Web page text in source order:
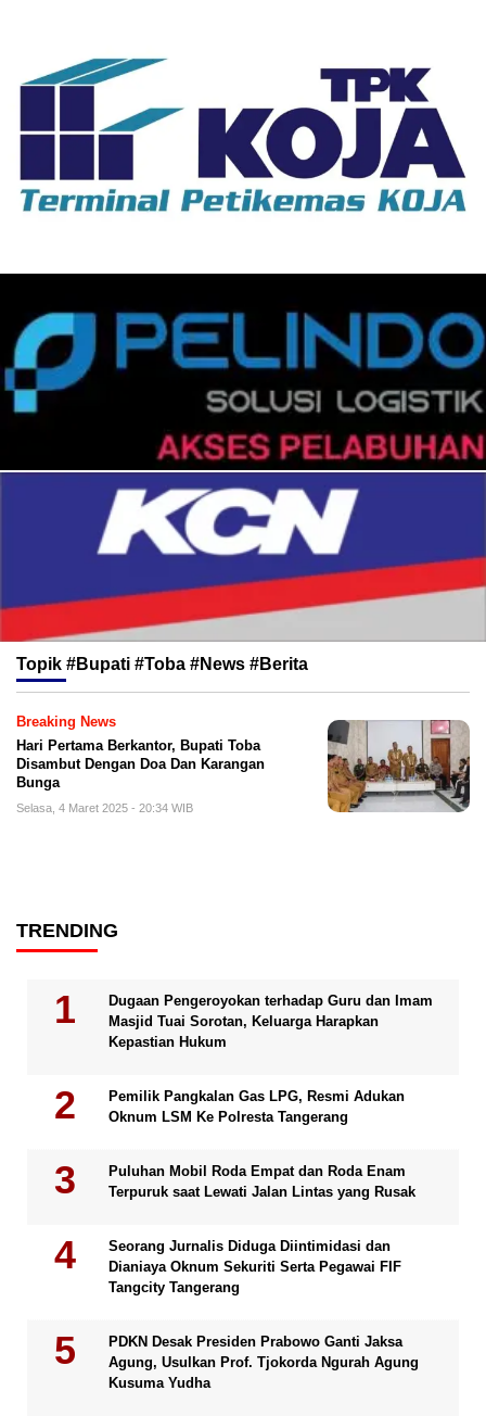
Topik #Bupati #toba #News #berita
Breaking News
Hari Pertama Berkantor, Bupati Toba
Disambut Dengan Doa Dan Karangan
Bunga
Selasa, 4 Maret 2025 - 20:34 WIB
TRENDING
Dugaan Pengeroyokan terhadap Guru dan Imam
Masjid Tuai Sorotan, Keluarga Harapkan
Kepastian Hukum
Pemilik Pangkalan Gas LPG, Resmi Adukan
Oknum LSM Ke Polresta Tangerang
Puluhan Mobil Roda Empat dan Roda Enam
Terpuruk saat Lewati Jalan Lintas yang Rusak
Seorang Jurnalis Diduga Diintimidasi dan
Dianiaya Oknum Sekuriti Serta Pegawai FIF
Tangcity Tangerang
PDKN Desak Presiden Prabowo Ganti Jaksa
Agung, Usulkan Prof. Tjokorda Ngurah Agung
Kusuma Yudha